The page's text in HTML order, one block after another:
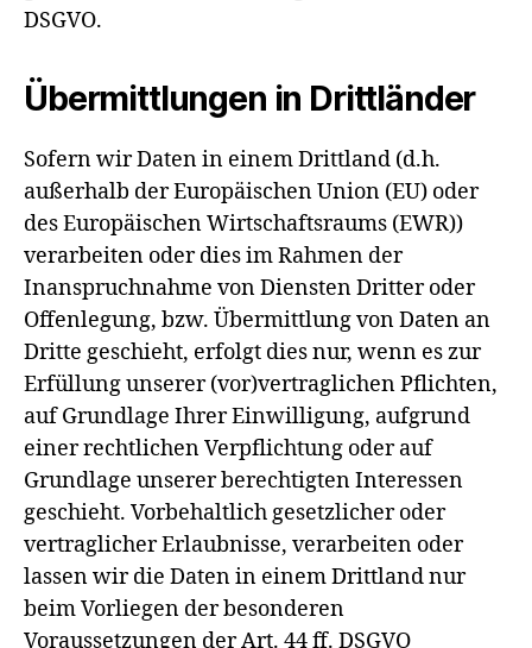
DSGVO.
Übermittlungen in Drittländer
Sofern wir Daten in einem Drittland (d.h.
außerhalb der Europäischen Union (EU) oder
des Europäischen Wirtschaftsraums (EWR))
verarbeiten oder dies im Rahmen der
Inanspruchnahme von Diensten Dritter oder
Offenlegung, bzw. Übermittlung von Daten an
Dritte geschieht, erfolgt dies nur, wenn es zur
Erfüllung unserer (vor)vertraglichen Pflichten,
auf Grundlage Ihrer Einwilligung, aufgrund
einer rechtlichen Verpflichtung oder auf
Grundlage unserer berechtigten Interessen
geschieht. Vorbehaltlich gesetzlicher oder
vertraglicher Erlaubnisse, verarbeiten oder
lassen wir die Daten in einem Drittland nur
beim Vorliegen der besonderen
Voraussetzungen der Art. 44 ff. DSGVO